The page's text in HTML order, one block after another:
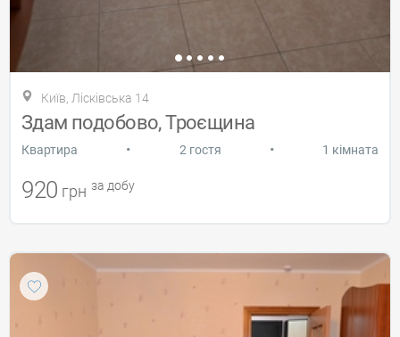
Київ, Лісківська 14
Здам подобово, Троєщина
Квартира • 2 гостя • 1 кімната
920 грн за добу